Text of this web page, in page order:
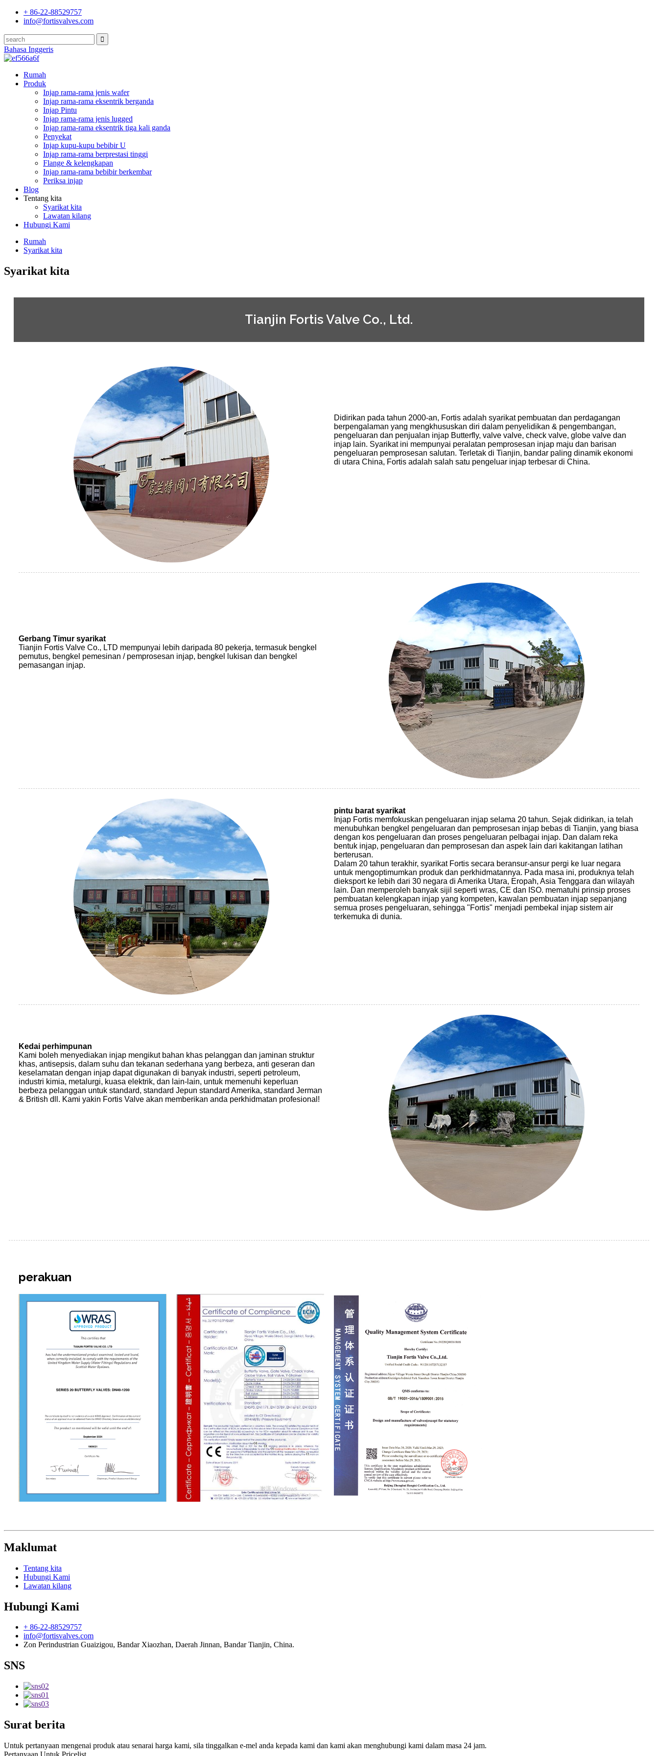
+ 86-22-88529757
info@fortisvalves.com
Bahasa Inggeris
Rumah
Produk
Injap rama-rama jenis wafer
Injap rama-rama eksentrik berganda
Injap Pintu
Injap rama-rama jenis lugged
Injap rama-rama eksentrik tiga kali ganda
Penyekat
Injap kupu-kupu bebibir U
Injap rama-rama berprestasi tinggi
Flange & kelengkapan
Injap rama-rama bebibir berkembar
Periksa injap
Blog
Tentang kita
Syarikat kita
Lawatan kilang
Hubungi Kami
Rumah
Syarikat kita
Syarikat kita
Tianjin Fortis Valve Co., Ltd.
Didirikan pada tahun 2000-an, Fortis adalah syarikat pembuatan dan perdagangan
berpengalaman yang mengkhususkan diri dalam penyelidikan & pengembangan,
pengeluaran dan penjualan injap Butterfly, valve valve, check valve, globe valve dan
injap lain. Syarikat ini mempunyai peralatan pemprosesan injap maju dan barisan
pengeluaran pemprosesan salutan. Terletak di Tianjin, bandar paling dinamik ekonomi
di utara China, Fortis adalah salah satu pengeluar injap terbesar di China.
Gerbang Timur syarikat
Tianjin Fortis Valve Co., LTD mempunyai lebih daripada 80 pekerja, termasuk bengkel
pemutus, bengkel pemesinan / pemprosesan injap, bengkel lukisan dan bengkel
pemasangan injap.
pintu barat syarikat
Injap Fortis memfokuskan pengeluaran injap selama 20 tahun. Sejak didirikan, ia telah
menubuhkan bengkel pengeluaran dan pemprosesan injap bebas di Tianjin, yang biasa
dengan kos pengeluaran dan proses pengeluaran pelbagai injap. Dan dalam reka
bentuk injap, pengeluaran dan pemprosesan dan aspek lain dari kakitangan latihan
berterusan.
Dalam 20 tahun terakhir, syarikat Fortis secara beransur-ansur pergi ke luar negara
untuk mengoptimumkan produk dan perkhidmatannya. Pada masa ini, produknya telah
dieksport ke lebih dari 30 negara di Amerika Utara, Eropah, Asia Tenggara dan wilayah
lain. Dan memperoleh banyak sijil seperti wras, CE dan ISO. mematuhi prinsip proses
pembuatan kelengkapan injap yang kompeten, kawalan pembuatan injap sepanjang
semua proses pengeluaran, sehingga "Fortis" menjadi pembekal injap sistem air
terkemuka di dunia.
Kedai perhimpunan
Kami boleh menyediakan injap mengikut bahan khas pelanggan dan jaminan struktur
khas, antisepsis, dalam suhu dan tekanan sederhana yang berbeza, anti geseran dan
keselamatan dengan injap dapat digunakan di banyak industri, seperti petroleum,
industri kimia, metalurgi, kuasa elektrik, dan lain-lain, untuk memenuhi keperluan
berbeza pelanggan untuk standard, standard Jepun standard Amerika, standard Jerman
& British dll. Kami yakin Fortis Valve akan memberikan anda perkhidmatan profesional!
perakuan
Maklumat
Tentang kita
Hubungi Kami
Lawatan kilang
Hubungi Kami
+ 86-22-88529757
info@fortisvalves.com
Zon Perindustrian Guaizigou, Bandar Xiaozhan, Daerah Jinnan, Bandar Tianjin, China.
SNS
Surat berita
Untuk pertanyaan mengenai produk atau senarai harga kami, sila tinggalkan e-mel anda kepada kami dan kami akan menghubungi kami dalam masa 24 jam.